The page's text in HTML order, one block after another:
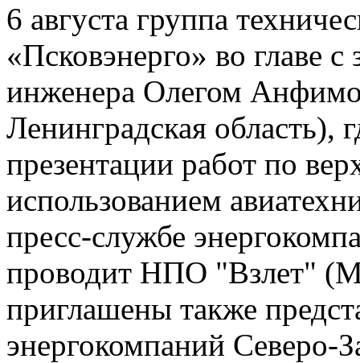
6 августа группа
«Псковэнерго» во главе с
инженера Олегом
Ленинградская область),
презентации работ по
использованием
пресс-службе
проводит НПО "Взлет"
приглашены также
энергокомпаний Северо-